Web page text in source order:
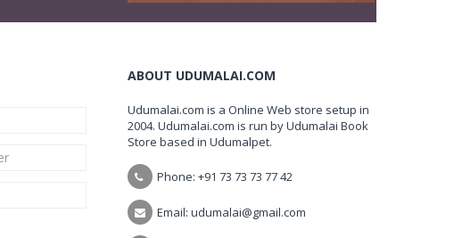
ABOUT UDUMALAI.COM
Udumalai.com is a Online Web store setup in
2004. Udumalai.com is run by Udumalai Book
Store based in Udumalpet.
Phone: +91 73 73 73 77 42
Email: udumalai@gmail.com